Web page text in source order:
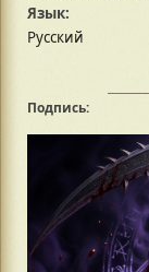
Язык:
Русский
Подпись: